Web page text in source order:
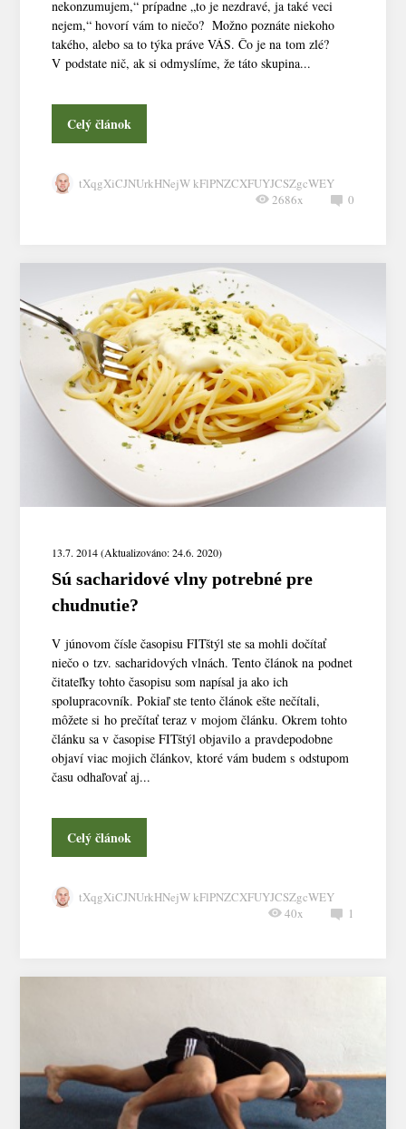
nekonzumujem,“ prípadne „to je nezdravé, ja také veci
nejem,“ hovorí vám to niečo? Možno poznáte niekoho
takého, alebo sa to týka práve VÁS. Čo je na tom zlé?
V podstate nič, ak si odmyslíme, že táto skupina...
Celý článok
tXqgXiCJNUrkHNejW kFlPNZCXFUYJCSZgcWEY
0
2686x
13.7. 2014 (Aktualizováno: 24.6. 2020)
Sú sacharidové vlny potrebné pre
chudnutie?
V júnovom čísle časopisu FITštýl ste sa mohli dočítať
niečo o tzv. sacharidových vlnách. Tento článok na podnet
čitateľky tohto časopisu som napísal ja ako ich
spolupracovník. Pokiaľ ste tento článok ešte nečítali,
môžete si ho prečítať teraz v mojom článku. Okrem tohto
článku sa v časopise FITštýl objavilo a pravdepodobne
objaví viac mojich článkov, ktoré vám budem s odstupom
času odhaľovať aj...
Celý článok
tXqgXiCJNUrkHNejW kFlPNZCXFUYJCSZgcWEY
1
40x